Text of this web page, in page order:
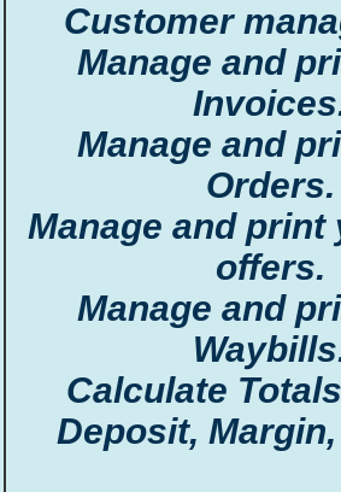
Customer
Manage and
Manage and
Orders.
Manage and print
offers.
Manage and
Calculate
Deposit,